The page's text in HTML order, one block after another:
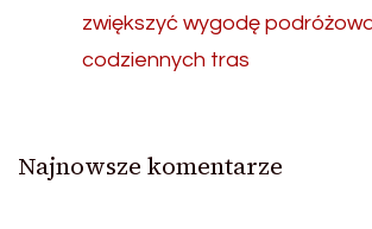
zwiększyć wygodę
codziennych tras
Najnowsze komentarze